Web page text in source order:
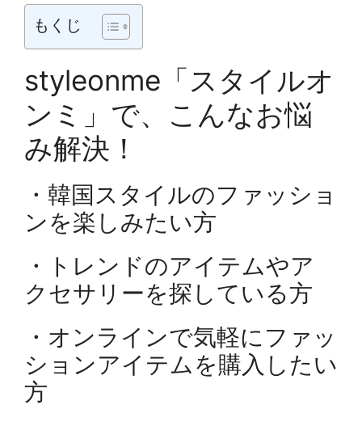
もくじ
styleonme「スタイルオ
ンミ」で、こんなお悩
み解決！
・韓国スタイルのファッショ
ンを楽しみたい方
・トレンドのアイテムやア
クセサリーを探している方
・オンラインで気軽にファッ
ションアイテムを購入したい
方